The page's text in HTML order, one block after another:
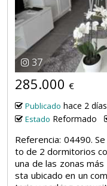
37
285.000 €
Publicado hace 2 días
Estado Reformado
Referencia: 04490.
to de 2 dormitorios
una de las zonas
sta ubicado en un